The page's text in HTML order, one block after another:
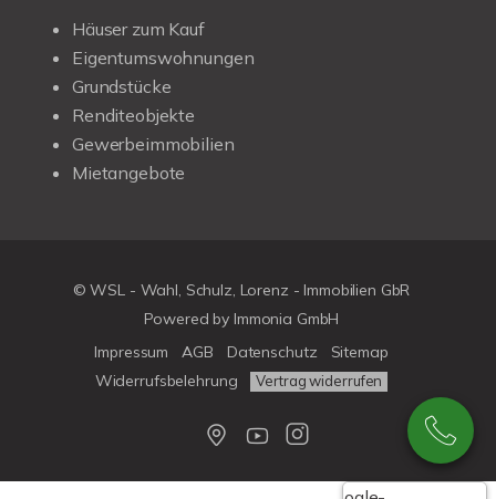
Häuser zum Kauf
Eigentumswohnungen
Grundstücke
Renditeobjekte
Gewerbeimmobilien
Mietangebote
© WSL - Wahl, Schulz, Lorenz - Immobilien GbR
Powered by Immonia GmbH
Impressum
AGB Datenschutz
Sitemap
Widerrufsbelehrung
Vertrag widerrufen